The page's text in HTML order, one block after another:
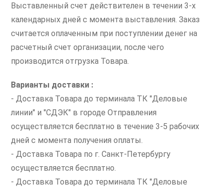
Выставленный счет действителен в течении 3-х
календарных дней с момента выставления. Заказ
считается оплаченным при поступлении денег на
расчетный счет организации, после чего
производится отгрузка Товара.
Варианты доставки :
- Доставка Товара до терминала ТК "Деловые
линии" и "СДЭК" в городе Отправления
осуществляется бесплатно в течение 3-5 рабочих
дней с момента получения оплаты.
- Доставка Товара по г. Санкт-Петербургу
осуществляется бесплатно.
- Доставка Товара до терминала ТК "Деловые